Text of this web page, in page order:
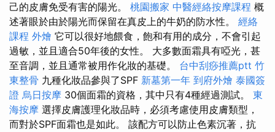
己的皮膚免受有害的陽光。 桃園搬家 中醫經絡按摩課程 概
述著眼於由於陽光而保留在真皮上的牛奶的防水性。 經絡
課程 外燴 它可以很好地餵食，飽和有用的成分，不會引起
過敏，並且適合50年後的女性。 大多數面霜具有啞光，甚
至音調，並且通常被用作化妝的基礎。 台中刮痧推薦ptt 竹
東整骨 九種化妝品參與了SPF 新墓第一年 到府外燴 泰國簽
證 烏日按摩 30個面霜的資格，其中只有4種經過測試。 東
海按摩 選擇皮膚護理化妝品時，必須考慮使用皮膚類型，
而對於SPF面霜也是如此。 該配方可以防止色素沉著，抗